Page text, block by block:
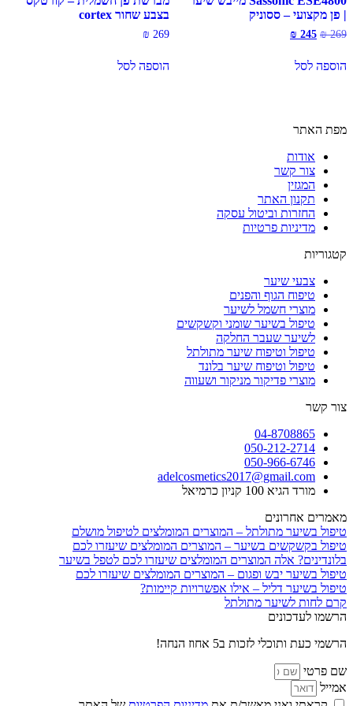
| פן מקצועי – ססוניק
₪269
המחיר
היה:
₪ 269.
₪ 245
המחיר
הוספה לסל
בצבע שחור cortex
₪ 269
הוספה לסל
מפת האתר
אודות
צור קשר
המגזין
תקנון האתר
החזרות וביטול עסקה
מדיניות פרטיות
קטגוריות
צבעי שיער
טיפוח הגוף והפנים
מוצרי חשמל לשיער
טיפול בשיער שומני וקשקשים
לשיער שעבר החלקה
טיפול וטיפוח שיער מתולתל
טיפול וטיפוח שיער בלונד
מוצרי פדיקור מניקור ושעווה
צור קשר
04-8708865
050-212-2714
050-966-6746
adelcosmetics2017@gmail.com
מורד הגיא 100 קניון כרמיאל
מאמרים אחרונים
טיפול בשיער מתולתל – המוצרים המומלצים לטיפול מושלם
טיפול בקשקשים בשיער – המוצרים המומלצים שיעזרו לכם
בלונדינים? אלה המוצרים המומלצים שיעזרו לכם לטפל בשיער
טיפול בשיער יבש ופגום – המוצרים המומלצים שיעזרו לכם
טיפול בשיער דליל – אילו אפשרויות קיימות?
קרם לחות לשיער מתולתל
הרשמו לעדכונים
הרשמי כעת ותוכלי לזכות ב5 אחוז הנחה!
שם פרטי
אמייל